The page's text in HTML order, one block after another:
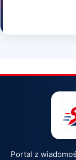
Portal z